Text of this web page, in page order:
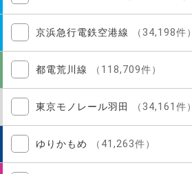
京浜急行電鉄空港線 （34,198件）
都電荒川線 （118,709件）
東京モノレール羽田 （34,161件）
ゆりかもめ （41,263件）